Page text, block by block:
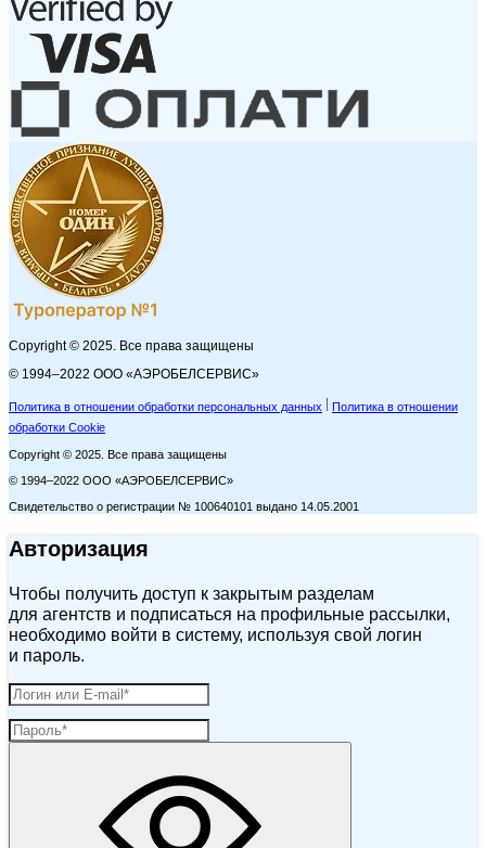
Copyright © 2025. Все права защищены
© 1994–2022 ООО «АЭРОБЕЛСЕРВИС»
Политика в отношении обработки персональных данных
Политика в отношении
обработки Cookie
Copyright © 2025. Все права защищены
© 1994–2022 ООО «АЭРОБЕЛСЕРВИС»
Свидетельство о регистрации № 100640101 выдано 14.05.2001
Авторизация
Чтобы получить доступ к закрытым разделам
для агентств и подписаться на профильные рассылки,
необходимо войти в систему, используя свой логин
и пароль.